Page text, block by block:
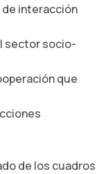
de interacción
sector socio-
que
de los cuadros